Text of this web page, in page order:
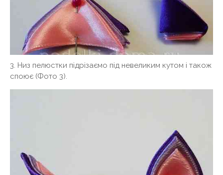
3. Низ пелюстки підрізаємо під невеликим кутом і також
споює (Фото 3).